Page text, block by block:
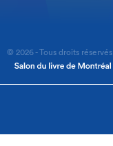
© 2026 - Tous droits réservés